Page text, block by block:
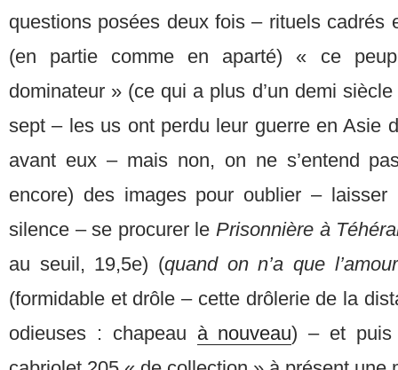
questions posées deux fois – rituels cadrés
(en partie comme en aparté) « ce
dominateur » (ce qui a plus d’un demi
sept – les us ont perdu leur guerre en Asie
avant eux – mais non, on ne s’entend
encore) des images pour oublier –
silence – se procurer le Prisonnière à
au seuil, 19,5e) (quand on n’a que
(formidable et drôle – cette drôlerie de la
odieuses : chapeau à nouveau) – et